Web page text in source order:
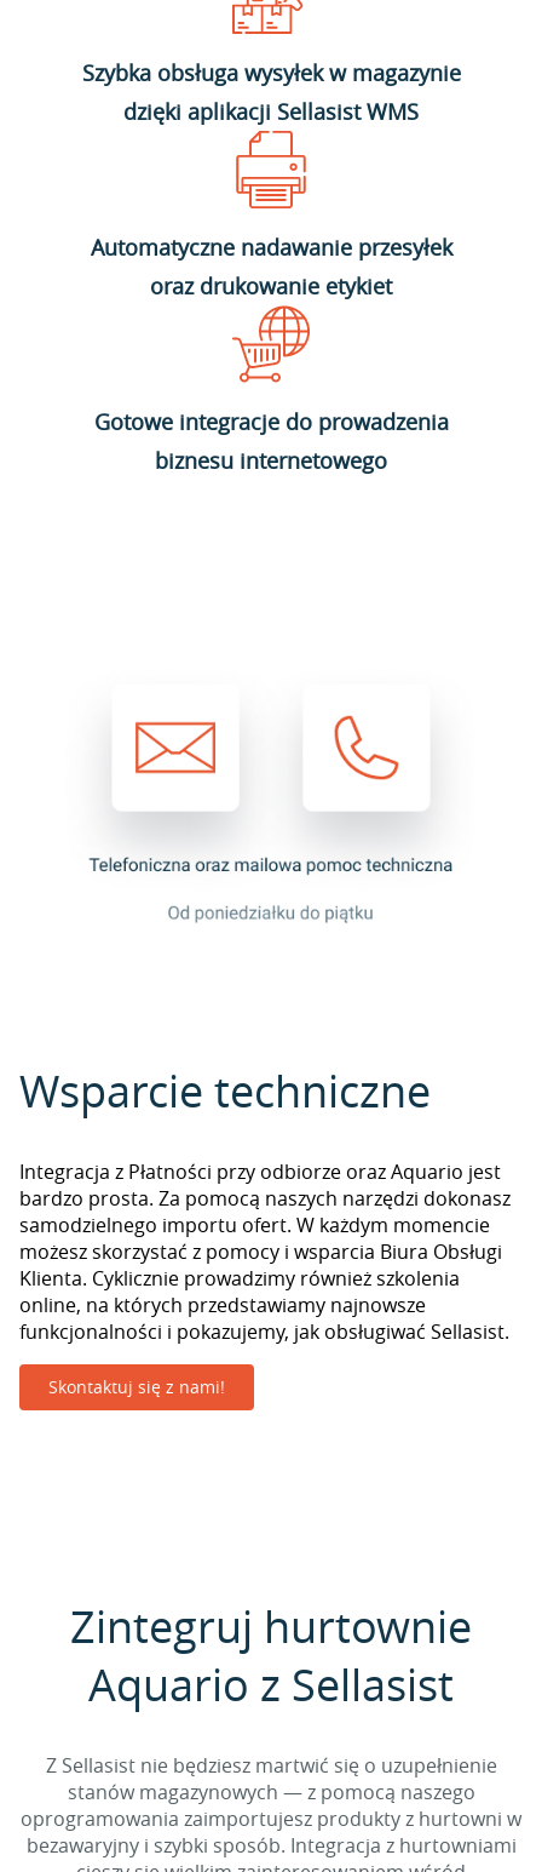
Szybka obsługa wysyłek w magazynie
dzięki aplikacji Sellasist WMS
Automatyczne nadawanie przesyłek
oraz drukowanie etykiet
Gotowe integracje do prowadzenia
biznesu internetowego
Wsparcie techniczne
Integracja z Płatności przy odbiorze oraz Aquario jest
bardzo prosta. Za pomocą naszych narzędzi dokonasz
samodzielnego importu ofert. W każdym momencie
możesz skorzystać z pomocy i wsparcia Biura Obsługi
Klienta. Cyklicznie prowadzimy również szkolenia
online, na których przedstawiamy najnowsze
funkcjonalności i pokazujemy, jak obsługiwać Sellasist.
Skontaktuj się z nami!
Zintegruj hurtownie
Aquario z Sellasist
Z Sellasist nie będziesz martwić się o uzupełnienie
stanów magazynowych — z pomocą naszego
oprogramowania zaimportujesz produkty z hurtowni w
bezawaryjny i szybki sposób. Integracja z hurtowniami